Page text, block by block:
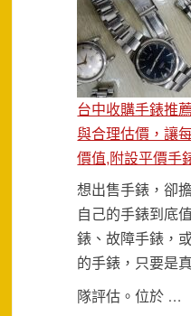
台中收購手錶推
與合理估價，讓
價值,附設平價手
想出售手錶，卻
自己的手錶到底
錶、故障手錶，
的手錶，只要是
隊評估。位於 …